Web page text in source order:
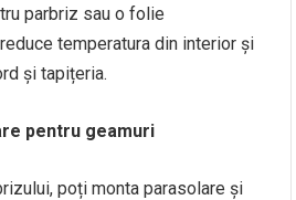
parbriz sau o folie
temperatura din interior și
și tapițeria.
pentru geamuri
poți monta parasolare și